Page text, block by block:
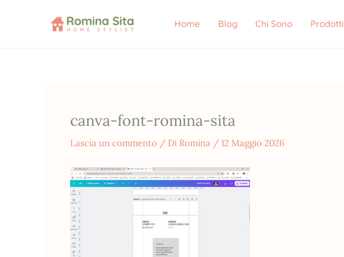
Home Blog Chi Sono Prodotti
canva-font-romina-sita
Lascia un commento / Di Romina / 12 Maggio 2026